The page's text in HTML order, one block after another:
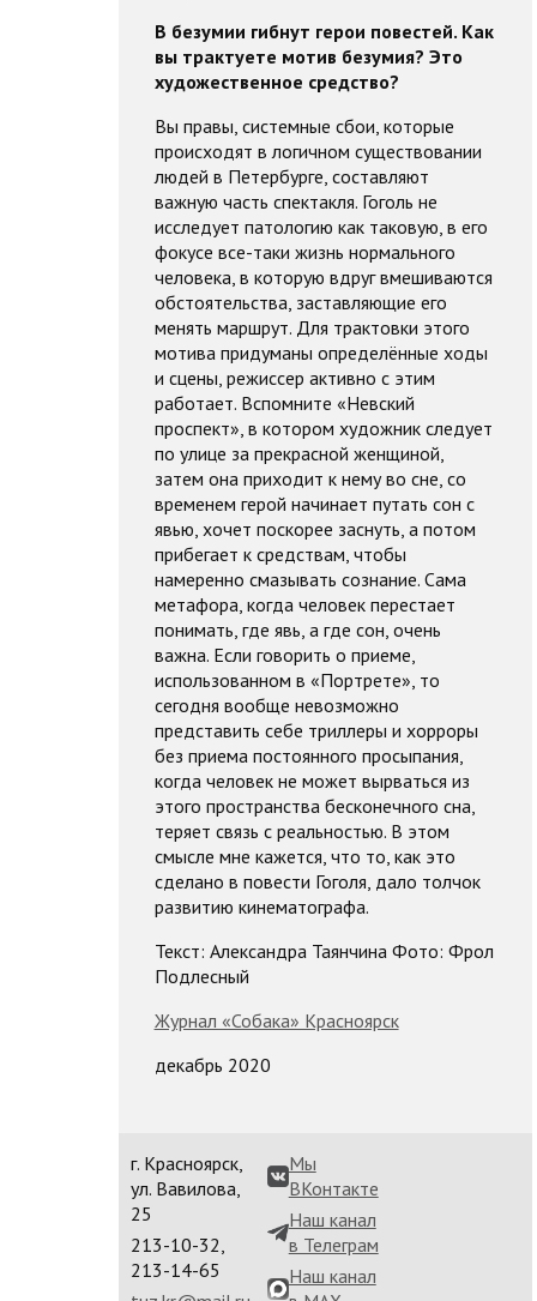
В безумии гибнут герои повестей. Как
вы трактуете мотив безумия? Это
художественное средство?
Вы правы, системные сбои, которые
происходят в логичном существовании
людей в Петербурге, составляют
важную часть спектакля. Гоголь не
исследует патологию как таковую, в его
фокусе все-таки жизнь нормального
человека, в которую вдруг вмешиваются
обстоятельства, заставляющие его
менять маршрут. Для трактовки этого
мотива придуманы определённые ходы
и сцены, режиссер активно с этим
работает. Вспомните «Невский
проспект», в котором художник следует
по улице за прекрасной женщиной,
затем она приходит к нему во сне, со
временем герой начинает путать сон с
явью, хочет поскорее заснуть, а потом
прибегает к средствам, чтобы
намеренно смазывать сознание. Сама
метафора, когда человек перестает
понимать, где явь, а где сон, очень
важна. Если говорить о приеме,
использованном в «Портрете», то
сегодня вообще невозможно
представить себе триллеры и хорроры
без приема постоянного просыпания,
когда человек не может вырваться из
этого пространства бесконечного сна,
теряет связь с реальностью. В этом
смысле мне кажется, что то, как это
сделано в повести Гоголя, дало толчок
развитию кинематографа.
Текст: Александра Таянчина Фото: Фрол
Подлесный
Журнал «Собака» Красноярск
декабрь 2020
г. Красноярск,
ул. Вавилова,
25
213-10-32,
213-14-65
Мы
ВКонтакте
Наш канал
в Телеграм
Наш канал